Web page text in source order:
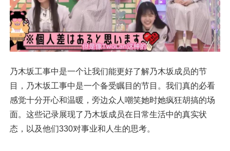
乃木坂工事中是一个让我们能更好了解乃木坂成员的节
目，乃木坂工事中是一个备受瞩目的节目。我们真的必看
感觉十分开心和温暖，旁边众人嘲笑她时她疯狂胡搞的场
面。这些记录展现了乃木坂成员在日常生活中的真实状
态，以及他们330对事业和人生的思考。